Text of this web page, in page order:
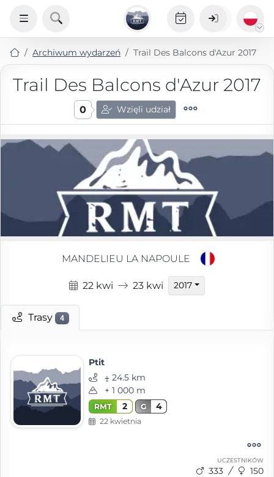
Archiwum wydarzeń Trail Des Balcons d'Azur 2017
Trail Des Balcons d'Azur 2017
0 Wzięli udział
MANDELIEU LA NAPOULE
22 kwi 23 kwi 2017
Trasy 4
Ptit
⨦ 24.5 km
+ 1 000 m
RMT 2 G 4
22 kwietnia
UCZESTNIKÓW
333 150